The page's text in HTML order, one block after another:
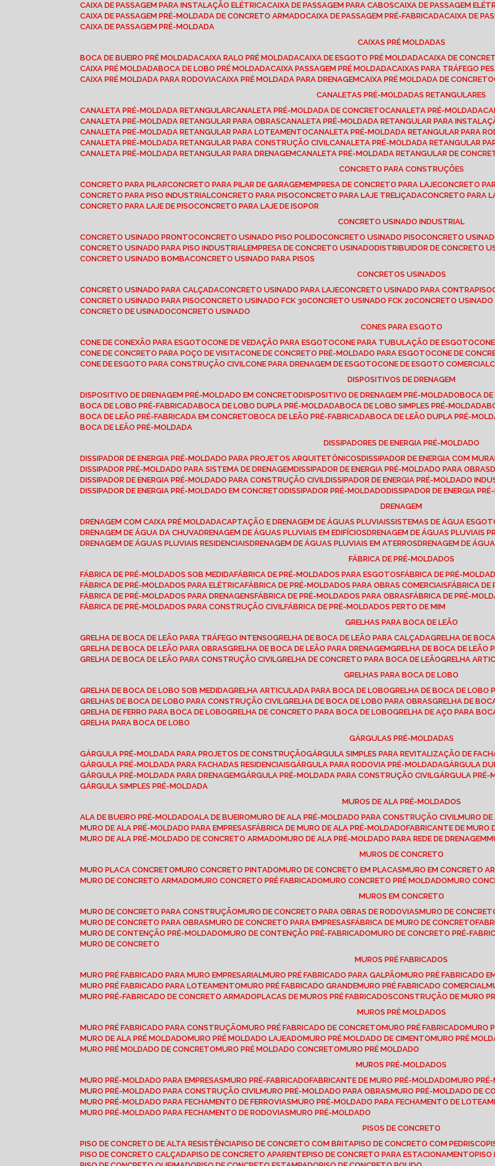
CAIXA DE PASSAGEM PARA INSTALAÇÃO ELÉTRICA CAIXA DE PASSAGEM PARA CABOS CAIXA DE PASSAGEM
CAIXA DE PASSAGEM PRÉ-MOLDADA DE CONCRETO ARMADO CAIXA DE PASSAGEM PRÉ-FABRICADA CAIXA DE
CAIXA DE PASSAGEM PRÉ-MOLDADA
CAIXAS PRÉ MOLDADAS
BOCA DE BUEIRO PRÉ MOLDADA CAIXA RALO PRÉ MOLDADA CAIXA DE ESGOTO PRÉ MOLDADA CAIXA DE
CAIXA PRÉ MOLDADA BOCA DE LOBO PRÉ MOLDADA CAIXA PASSAGEM PRÉ MOLDADA CAIXAS PARA TRÁFEGO
CAIXA PRÉ MOLDADA PARA RODOVIA CAIXA PRÉ MOLDADA PARA DRENAGEM CAIXA PRÉ MOLDADA DE CONCRETO
CANALETAS PRÉ-MOLDADAS RETANGULARES
CANALETA PRÉ-MOLDADA RETANGULAR CANALETA PRÉ-MOLDADA DE CONCRETO CANALETA PRÉ-MOLDADA
CANALETA PRÉ-MOLDADA RETANGULAR PARA OBRAS CANALETA PRÉ-MOLDADA RETANGULAR PARA
CANALETA PRÉ-MOLDADA RETANGULAR PARA LOTEAMENTO CANALETA PRÉ-MOLDADA RETANGULAR PARA
CANALETA PRÉ-MOLDADA RETANGULAR PARA CONSTRUÇÃO CIVIL CANALETA PRÉ-MOLDADA RETANGULAR
CANALETA PRÉ-MOLDADA RETANGULAR PARA DRENAGEM CANALETA PRÉ-MOLDADA RETANGULAR DE
CONCRETO PARA CONSTRUÇÕES
CONCRETO PARA PILAR CONCRETO PARA PILAR DE GARAGEM EMPRESA DE CONCRETO PARA LAJE CONCRETO
CONCRETO PARA PISO INDUSTRIAL CONCRETO PARA PISO CONCRETO PARA LAJE TRELIÇADA CONCRETO PARA
CONCRETO PARA LAJE DE PISO CONCRETO PARA LAJE DE ISOPOR
CONCRETO USINADO INDUSTRIAL
CONCRETO USINADO PRONTO CONCRETO USINADO PISO POLIDO CONCRETO USINADO PISO CONCRETO
CONCRETO USINADO PARA PISO INDUSTRIAL EMPRESA DE CONCRETO USINADO DISTRIBUIDOR DE CONCRETO
CONCRETO USINADO BOMBA CONCRETO USINADO PARA PISOS
CONCRETOS USINADOS
CONCRETO USINADO PARA CALÇADA CONCRETO USINADO PARA LAJE CONCRETO USINADO PARA CONTRAPISO
CONCRETO USINADO PARA PISO CONCRETO USINADO FCK 30 CONCRETO USINADO FCK 20 CONCRETO
CONCRETO DE USINADO CONCRETO USINADO
CONES PARA ESGOTO
CONE DE CONEXÃO PARA ESGOTO CONE DE VEDAÇÃO PARA ESGOTO CONE PARA TUBULAÇÃO DE ESGOTO
CONE DE CONCRETO PARA POÇO DE VISITA CONE DE CONCRETO PRÉ-MOLDADO PARA ESGOTO CONE DE
CONE DE ESGOTO PARA CONSTRUÇÃO CIVIL CONE PARA DRENAGEM DE ESGOTO CONE DE ESGOTO COMERCIAL
DISPOSITIVOS DE DRENAGEM
DISPOSITIVO DE DRENAGEM PRÉ-MOLDADO EM CONCRETO DISPOSITIVO DE DRENAGEM PRÉ-MOLDADO BOCA
BOCA DE LOBO PRÉ-FABRICADA BOCA DE LOBO DUPLA PRÉ-MOLDADA BOCA DE LOBO SIMPLES PRÉ-MOLDADA
BOCA DE LEÃO PRÉ-FABRICADA EM CONCRETO BOCA DE LEÃO PRÉ-FABRICADA BOCA DE LEÃO DUPLA PRÉ-
BOCA DE LEÃO PRÉ-MOLDADA
DISSIPADORES DE ENERGIA PRÉ-MOLDADO
DISSIPADOR DE ENERGIA PRÉ-MOLDADO PARA PROJETOS ARQUITETÔNICOS DISSIPADOR DE ENERGIA COM
DISSIPADOR PRÉ-MOLDADO PARA SISTEMA DE DRENAGEM DISSIPADOR DE ENERGIA PRÉ-MOLDADO PARA OBRAS
DISSIPADOR DE ENERGIA PRÉ-MOLDADO PARA CONSTRUÇÃO CIVIL DISSIPADOR DE ENERGIA PRÉ-MOLDADO
DISSIPADOR DE ENERGIA PRÉ-MOLDADO EM CONCRETO DISSIPADOR PRÉ-MOLDADO DISSIPADOR DE ENERGIA
DRENAGEM
DRENAGEM COM CAIXA PRÉ MOLDADA CAPTAÇÃO E DRENAGEM DE ÁGUAS PLUVIAIS SISTEMAS DE ÁGUA
DRENAGEM DE ÁGUA DA CHUVA DRENAGEM DE ÁGUAS PLUVIAIS EM EDIFÍCIOS DRENAGEM DE ÁGUAS PLUVIAIS
DRENAGEM DE ÁGUAS PLUVIAIS RESIDENCIAIS DRENAGEM DE ÁGUAS PLUVIAIS EM ATERROS DRENAGEM DE
FÁBRICA DE PRÉ-MOLDADOS
FÁBRICA DE PRÉ-MOLDADOS SOB MEDIDA FÁBRICA DE PRÉ-MOLDADOS PARA ESGOTOS FÁBRICA DE PRÉ-
FÁBRICA DE PRÉ-MOLDADOS PARA ELÉTRICA FÁBRICA DE PRÉ-MOLDADOS PARA OBRAS COMERCIAIS FÁBRICA
FÁBRICA DE PRÉ-MOLDADOS PARA DRENAGENS FÁBRICA DE PRÉ-MOLDADOS PARA OBRAS FÁBRICA DE PRÉ-
FÁBRICA DE PRÉ-MOLDADOS PARA CONSTRUÇÃO CIVIL FÁBRICA DE PRÉ-MOLDADOS PERTO DE MIM
GRELHAS PARA BOCA DE LEÃO
GRELHA DE BOCA DE LEÃO PARA TRÁFEGO INTENSO
GRELHA DE BOCA DE LEÃO PARA CALÇADA
GRELHA DE
GRELHA DE BOCA DE LEÃO PARA OBRAS
GRELHA DE BOCA DE LEÃO PARA DRENAGEM GRELHA DE BOCA DE LEÃO
GRELHA DE BOCA DE LEÃO PARA CONSTRUÇÃO CIVIL
GRELHA DE CONCRETO PARA BOCA DE LEÃO GRELHA
GRELHAS PARA BOCA DE LOBO
GRELHA DE BOCA DE LOBO SOB MEDIDA
GRELHA ARTICULADA PARA BOCA DE LOBO
GRELHA DE BOCA DE
GRELHAS DE BOCA DE LOBO PARA CONSTRUÇÃO CIVIL
GRELHA DE BOCA DE LOBO PARA OBRAS
GRELHA DE
GRELHA DE FERRO PARA BOCA DE LOBO
GRELHA DE CONCRETO PARA BOCA DE LOBO GRELHA DE AÇO PARA
GRELHA PARA BOCA DE LOBO
GÁRGULAS PRÉ-MOLDADAS
GÁRGULA PRÉ-MOLDADA PARA PROJETOS DE CONSTRUÇÃO
GÁRGULA SIMPLES PARA REVITALIZAÇÃO DE
GÁRGULA PRÉ-MOLDADA PARA FACHADAS RESIDENCIAIS
GÁRGULA PARA RODOVIA PRÉ-MOLDADA GÁRGULA
GÁRGULA PRÉ-MOLDADA PARA DRENAGEM
GÁRGULA PRÉ-MOLDADA PARA CONSTRUÇÃO CIVIL GÁRGULA
GÁRGULA SIMPLES PRÉ-MOLDADA
MUROS DE ALA PRÉ-MOLDADOS
ALA DE BUEIRO PRÉ-MOLDADO ALA DE BUEIRO MURO DE ALA PRÉ-MOLDADO PARA CONSTRUÇÃO CIVIL
MURO
MURO DE ALA PRÉ-MOLDADO PARA EMPRESAS FÁBRICA DE MURO DE ALA PRÉ-MOLDADO FABRICANTE DE
MURO DE ALA PRÉ-MOLDADO DE CONCRETO ARMADO
MURO DE ALA PRÉ-MOLDADO PARA REDE DE DRENAGEM
MUROS DE CONCRETO
MURO PLACA CONCRETO
MURO CONCRETO PINTADO MURO DE CONCRETO EM PLACAS MURO EM CONCRETO
MURO DE CONCRETO ARMADO
MURO CONCRETO PRÉ FABRICADO MURO CONCRETO PRÉ MOLDADO
MURO
MUROS EM CONCRETO
MURO DE CONCRETO PARA CONSTRUÇÃO
MURO DE CONCRETO PARA OBRAS DE RODOVIAS
MURO DE
MURO DE CONCRETO PARA OBRAS
MURO DE CONCRETO PARA EMPRESAS FÁBRICA DE MURO DE CONCRETO
MURO DE CONTENÇÃO PRÉ-MOLDADO
MURO DE CONTENÇÃO PRÉ-FABRICADO MURO DE CONCRETO PRÉ-
MURO DE CONCRETO
MUROS PRÉ FABRICADOS
MURO PRÉ FABRICADO PARA MURO EMPRESARIAL
MURO PRÉ FABRICADO PARA GALPÃO MURO PRÉ FABRICADO
MURO PRÉ FABRICADO PARA LOTEAMENTO
MURO PRÉ FABRICADO GRANDE MURO PRÉ FABRICADO COMERCIAL
MURO PRÉ-FABRICADO DE CONCRETO ARMADO PLACAS DE MUROS PRÉ FABRICADOS CONSTRUÇÃO DE MURO
MUROS PRÉ MOLDADOS
MURO PRÉ FABRICADO PARA CONSTRUÇÃO
MURO PRÉ FABRICADO DE CONCRETO MURO PRÉ FABRICADO
MURO DE ALA PRÉ MOLDADO
MURO PRÉ MOLDADO LAJEADO MURO PRÉ MOLDADO DE CIMENTO
MURO PRÉ
MURO PRÉ MOLDADO DE CONCRETO
MURO PRÉ MOLDADO CONCRETO
MURO PRÉ MOLDADO
MUROS PRÉ-MOLDADOS
MURO PRÉ-MOLDADO PARA EMPRESAS
MURO PRÉ-FABRICADO FABRICANTE DE MURO PRÉ-MOLDADO
MURO
MURO PRÉ-MOLDADO PARA CONSTRUÇÃO CIVIL
MURO PRÉ-MOLDADO PARA OBRAS
MURO PRÉ-MOLDADO DE
MURO PRÉ-MOLDADO PARA FECHAMENTO DE FERROVIAS
MURO PRÉ-MOLDADO PARA FECHAMENTO DE
MURO PRÉ-MOLDADO PARA FECHAMENTO DE RODOVIAS
MURO PRÉ-MOLDADO
PISOS DE CONCRETO
PISO DE CONCRETO DE ALTA RESISTÊNCIA PISO DE CONCRETO COM BRITA PISO DE CONCRETO COM PEDRISCO
PISO DE CONCRETO CALÇADA PISO DE CONCRETO APARENTE PISO DE CONCRETO PARA ESTACIONAMENTO